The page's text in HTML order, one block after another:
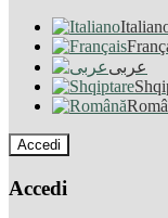
عربى
Accedi
Accedi